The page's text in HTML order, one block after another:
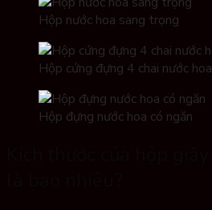
Hộp nước hoa sang trọng
Hộp cứng đựng 4 chai nước hoa
Hộp đựng nước hoa có ngăn